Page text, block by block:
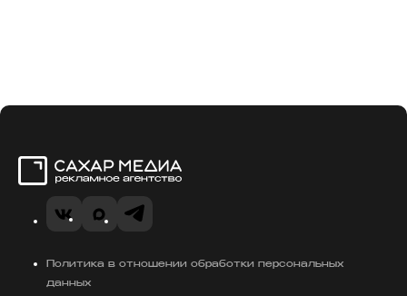
VK MAXTelegram
Политика в отношении обработки персональных
данных